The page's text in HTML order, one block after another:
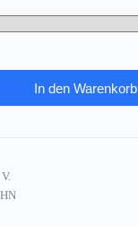
In den Warenkorb